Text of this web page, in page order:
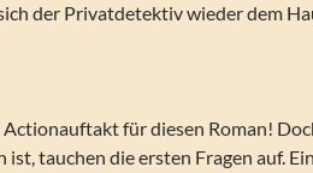
der Privatdetektiv wieder dem
für diesen Roman!
ist, tauchen die ersten Fragen auf.